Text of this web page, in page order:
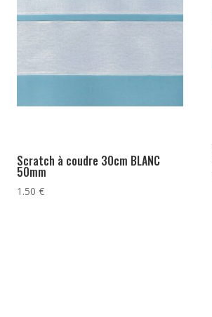
Scratch à coudre 30cm BLANC
50mm
1.50€